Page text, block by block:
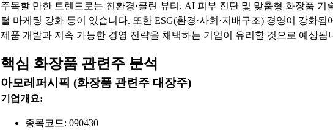
주목할 만한 트렌드로는 친환경·클린 뷰티, AI 피부 진단 및 맞춤형 화장품 기
털 마케팅 강화 등이 있습니다. 또한 ESG(환경·사회·지배구조) 경영이 강화됨
제품 개발과 지속 가능한 경영 전략을 채택하는 기업이 유리할 것으로 예상됩
핵심 화장품 관련주 분석
아모레퍼시픽 (화장품 관련주 대장주)
기업개요:
종목코드: 090430